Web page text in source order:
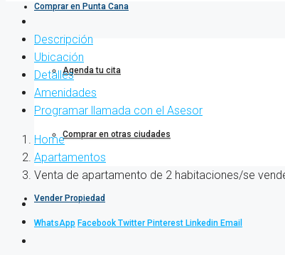
Comprar en Punta Cana
Agenda tu cita
Comprar en otras ciudades
Vender Propiedad
Descripción
Ubicación
Detalles
Amenidades
Programar llamada con el Asesor
Home
Apartamentos
Venta de apartamento de 2 habitaciones/se
WhatsApp Facebook Twitter Pinterest Linkedin Email